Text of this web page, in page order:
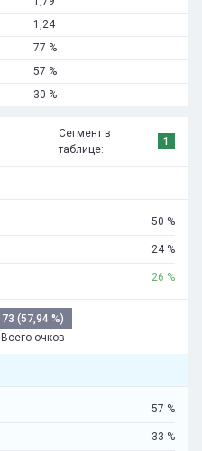
1,24
77 %
57 %
30 %
Сегмент в
таблице:
1
50 %
24 %
26 %
73 (57,94 %)
Всего очков
57 %
33 %